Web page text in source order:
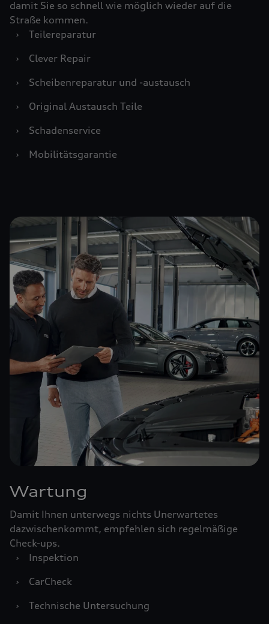
damit Sie so schnell wie möglich wieder auf die
Straße kommen.
›
Teilereparatur
›
Clever Repair
›
Scheibenreparatur und -austausch
›
Original Austausch Teile
›
Schadenservice
›
Mobilitätsgarantie
Wartung
Damit Ihnen unterwegs nichts Unerwartetes
dazwischenkommt, empfehlen sich regelmäßige
Check-ups.
›
Inspektion
›
CarCheck
›
Technische Untersuchung